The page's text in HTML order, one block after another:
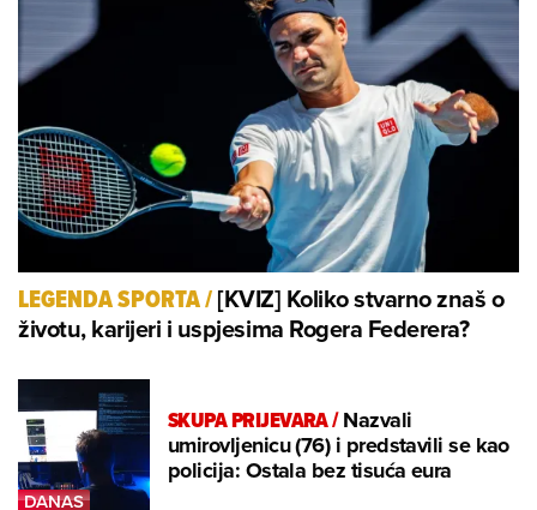
LEGENDA SPORTA/[KVIZ] Koliko stvarno znaš o
životu, karijeri i uspjesima Rogera Federera?
SKUPA PRIJEVARA/Nazvali
umirovljenicu (76) i predstavili se kao
policija: Ostala bez tisuća eura